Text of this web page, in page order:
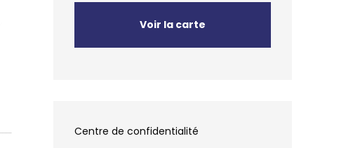
Voir la carte
Centre de confidentialité